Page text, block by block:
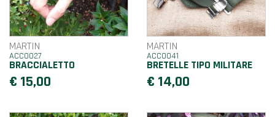
MARTIN
ACC0027
BRACCIALETTO
€ 15,00
MARTIN
ACC0041
BRETELLE TIPO MILITARE
€ 14,00